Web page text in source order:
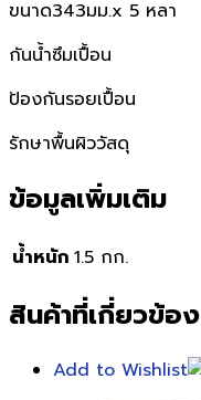
ขนาด343มม.x 5 หลา
กันน้ำซึมเปื้อน
ป้องกันรอยเปื้อน
รักษาพื้นผิววัสดุ
ข้อมูลเพิ่มเติม
น้ำหนัก 1.5 กก.
สินค้าที่เกี่ยวข้อง
Add to Wishlist